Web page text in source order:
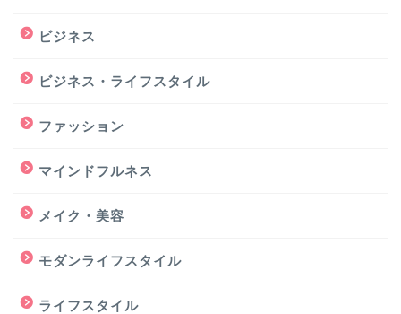
ビジネス
ビジネス・ライフスタイル
ファッション
マインドフルネス
メイク・美容
モダンライフスタイル
ライフスタイル